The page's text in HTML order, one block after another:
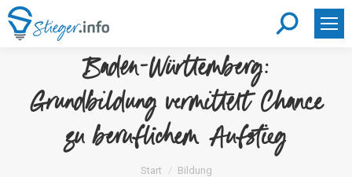
Search:
Baden-Württemberg:
Grundbildung vermittelt Chance
zu beruflichem Aufstieg
Sie befinden sich hier:Start
Bildung